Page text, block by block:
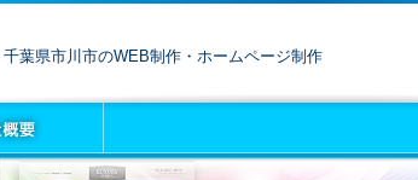
千葉県市川市のWEB制作・ホームページ制作